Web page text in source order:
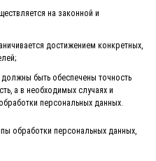
на законной и
достижением конкретных,
быть обеспечены точность
а в необходимых случаях и
персональных данных.
обработки персональных данных,